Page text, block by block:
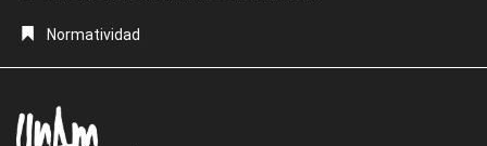
Normatividad